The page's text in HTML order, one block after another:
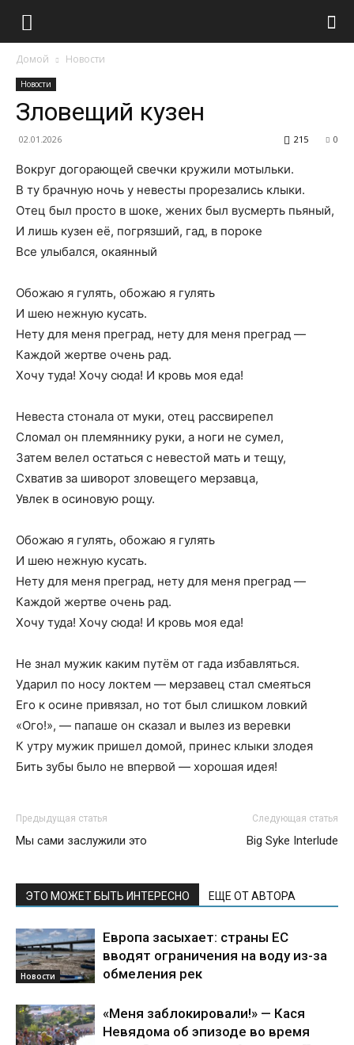
Домой Новости
Новости
Зловещий кузен
02.01.2026 0
215
Вокруг догорающей свечки кружили мотыльки.
В ту брачную ночь у невесты прорезались клыки.
Отец был просто в шоке, жених был вусмерть пьяный,
И лишь кузен её, погрязший, гад, в пороке
Все улыбался, окаянный
Обожаю я гулять, обожаю я гулять
И шею нежную кусать.
Нету для меня преград, нету для меня преград —
Каждой жертве очень рад.
Хочу туда! Хочу сюда! И кровь моя еда!
Невеста стонала от муки, отец рассвирепел
Сломал он племяннику руки, а ноги не сумел,
Затем велел остаться с невестой мать и тещу,
Схватив за шиворот зловещего мерзавца,
Увлек в осиновую рощу.
Обожаю я гулять, обожаю я гулять
И шею нежную кусать.
Нету для меня преград, нету для меня преград —
Каждой жертве очень рад.
Хочу туда! Хочу сюда! И кровь моя еда!
Не знал мужик каким путём от гада избавляться.
Ударил по носу локтем — мерзавец стал смеяться
Его к осине привязал, но тот был слишком ловкий
«Ого!», — папаше он сказал и вылез из веревки
К утру мужик пришел домой, принес клыки злодея
Бить зубы было не впервой — хорошая идея!
Предыдущая статья
Мы сами заслужили это
Следующая статья
Big Syke Interlude
ЭТО МОЖЕТ БЫТЬ ИНТЕРЕСНО ЕЩЕ ОТ АВТОРА
Новости
Европа засыхает: страны ЕС
вводят ограничения на воду из-за
обмеления рек
«Меня заблокировали!» — Кася
Невядома об эпизоде во время